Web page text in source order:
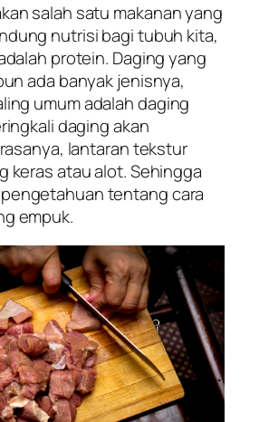
salah satu makanan yang
nutrisi bagi tubuh kita,
protein. Daging yang
ada banyak jenisnya,
umum adalah daging
daging akan
lantaran tekstur
keras atau alot. Sehingga
tentang cara
empuk.